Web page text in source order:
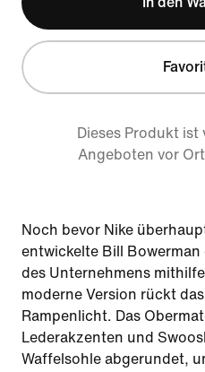
Dieses Produkt ist
Angeboten vor
Noch bevor Nike
entwickelte Bill
des Unternehmens
moderne Version rückt
Rampenlicht. Das
Lederakzenten und
Waffelsohle abgerundet,